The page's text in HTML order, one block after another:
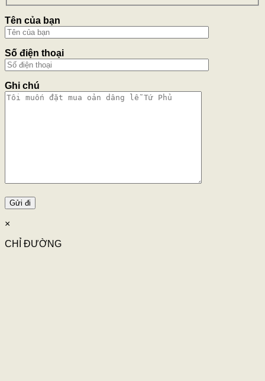
Tên của bạn
Số điện thoại
Ghi chú
×
CHỈ ĐƯỜNG